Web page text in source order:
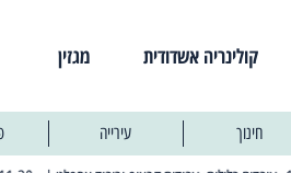
קולינריה אשדודית
מגזין
חינוך עירייה